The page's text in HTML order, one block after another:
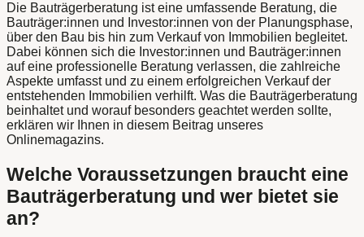
Die Bauträgerberatung ist eine umfassende Beratung, die
Bauträger:innen und Investor:innen von der Planungsphase,
über den Bau bis hin zum Verkauf von Immobilien begleitet.
Dabei können sich die Investor:innen und Bauträger:innen
auf eine professionelle Beratung verlassen, die zahlreiche
Aspekte umfasst und zu einem erfolgreichen Verkauf der
entstehenden Immobilien verhilft. Was die Bauträgerberatung
beinhaltet und worauf besonders geachtet werden sollte,
erklären wir Ihnen in diesem Beitrag unseres
Onlinemagazins.
Welche Voraussetzungen braucht eine
Bauträgerberatung und wer bietet sie
an?